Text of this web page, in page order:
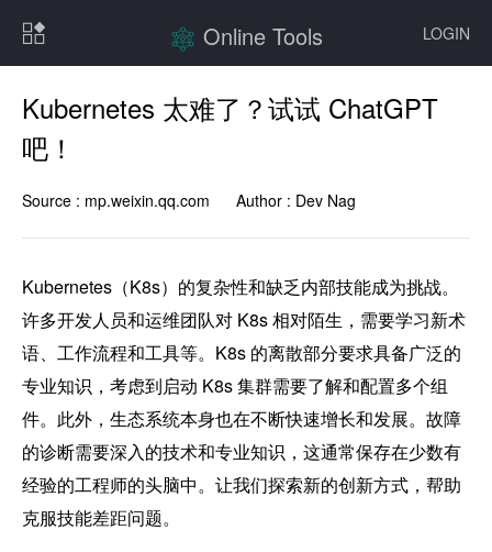
LOGIN
Online Tools
Kubernetes 太难了？试试 ChatGPT
吧！
Source : mp.weixin.qq.com Author : Dev Nag
Kubernetes（K8s）的复杂性和缺乏内部技能成为挑战。
许多开发人员和运维团队对 K8s 相对陌生，需要学习新术
语、工作流程和工具等。K8s 的离散部分要求具备广泛的
专业知识，考虑到启动 K8s 集群需要了解和配置多个组
件。此外，生态系统本身也在不断快速增长和发展。故障
的诊断需要深入的技术和专业知识，这通常保存在少数有
经验的工程师的头脑中。让我们探索新的创新方式，帮助
克服技能差距问题。